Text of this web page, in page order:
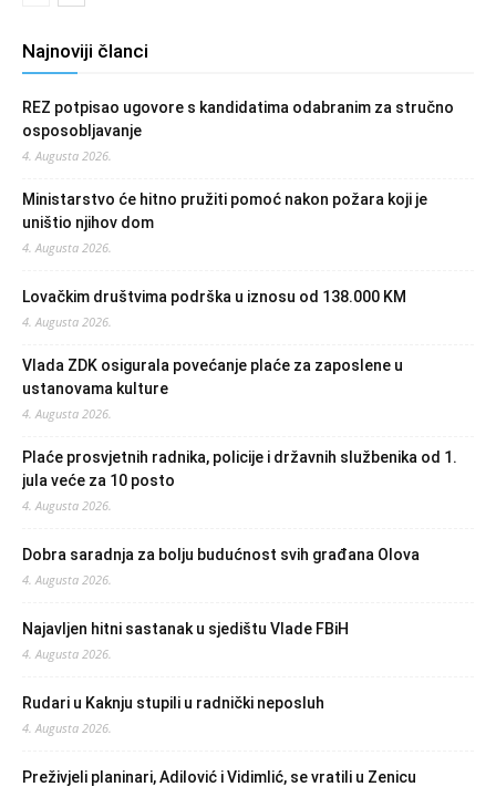
Najnoviji članci
REZ potpisao ugovore s kandidatima odabranim za stručno
osposobljavanje
4. Augusta 2026.
Ministarstvo će hitno pružiti pomoć nakon požara koji je
uništio njihov dom
4. Augusta 2026.
Lovačkim društvima podrška u iznosu od 138.000 KM
4. Augusta 2026.
Vlada ZDK osigurala povećanje plaće za zaposlene u
ustanovama kulture
4. Augusta 2026.
Plaće prosvjetnih radnika, policije i državnih službenika od 1.
jula veće za 10 posto
4. Augusta 2026.
Dobra saradnja za bolju budućnost svih građana Olova
4. Augusta 2026.
Najavljen hitni sastanak u sjedištu Vlade FBiH
4. Augusta 2026.
Rudari u Kaknju stupili u radnički neposluh
4. Augusta 2026.
Preživjeli planinari, Adilović i Vidimlić, se vratili u Zenicu